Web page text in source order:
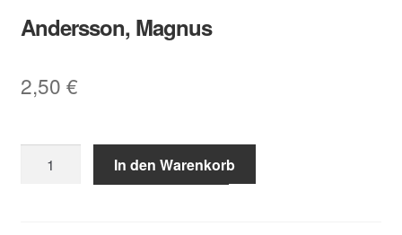
Andersson, Magnus
2,50 €
Magnus
In den Warenkorb